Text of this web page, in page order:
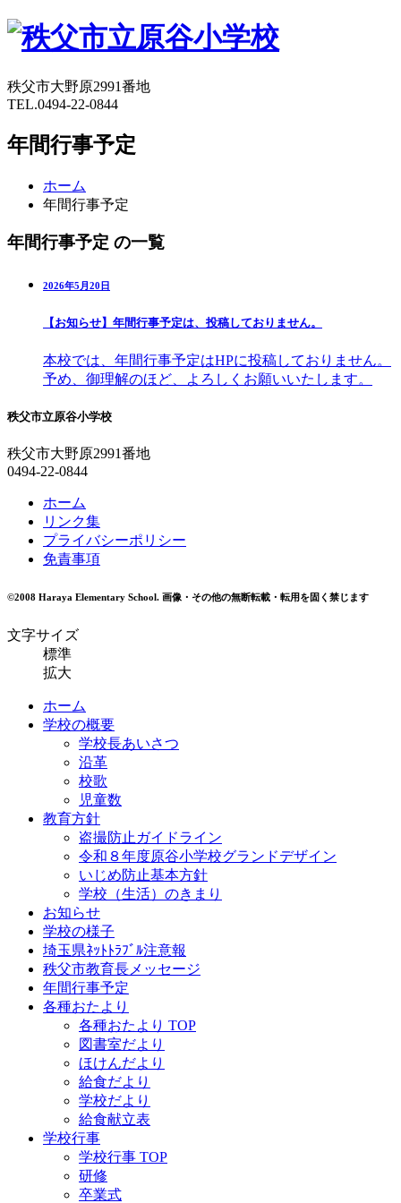
秩父市大野原2991番地
TEL.0494-22-0844
年間行事予定
ホーム
年間行事予定
年間行事予定 の一覧
2026年5月20日
【お知らせ】年間行事予定は、投稿しておりません。
本校では、年間行事予定はHPに投稿しておりません。
予め、御理解のほど、よろしくお願いいたします。
秩父市立原谷小学校
秩父市大野原2991番地
0494-22-0844
ホーム
リンク集
プライバシーポリシー
免責事項
©2008 Haraya Elementary School. 画像・その他の無断転載・転用を固く禁じます
文字サイズ
標準
拡大
ホーム
学校の概要
学校長あいさつ
沿革
校歌
児童数
教育方針
盗撮防止ガイドライン
令和８年度原谷小学校グランドデザイン
いじめ防止基本方針
学校（生活）のきまり
お知らせ
学校の様子
埼玉県ﾈｯﾄﾄﾗﾌﾞﾙ注意報
秩父市教育長メッセージ
年間行事予定
各種おたより
各種おたより TOP
図書室だより
ほけんだより
給食だより
学校だより
給食献立表
学校行事
学校行事 TOP
研修
卒業式